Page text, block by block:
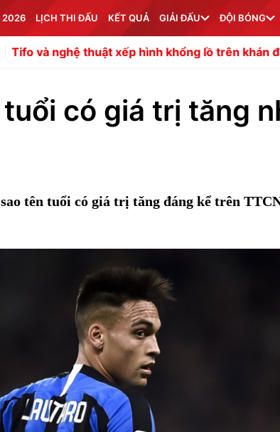
2026 LỊCH THI ĐẤU KẾT QUẢ GIẢI ĐẤU ĐỘI BÓNG
xếp hình khổng lồ trên khán đài 3 tiền vệ có
có giá trị tăng
tên tuổi có giá trị tăng đáng kể trên